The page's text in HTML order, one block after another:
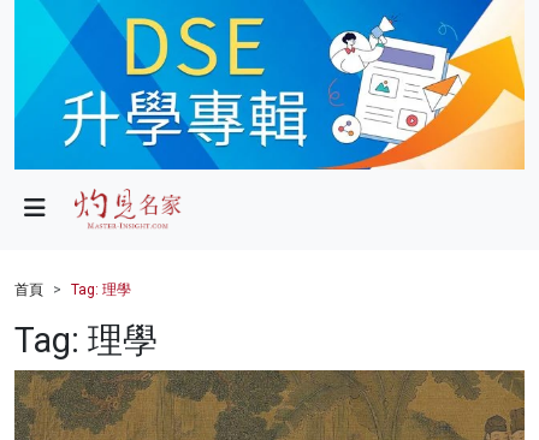
政局
財經
健康
商業
首頁 Tag: 理學
Tag: 理學